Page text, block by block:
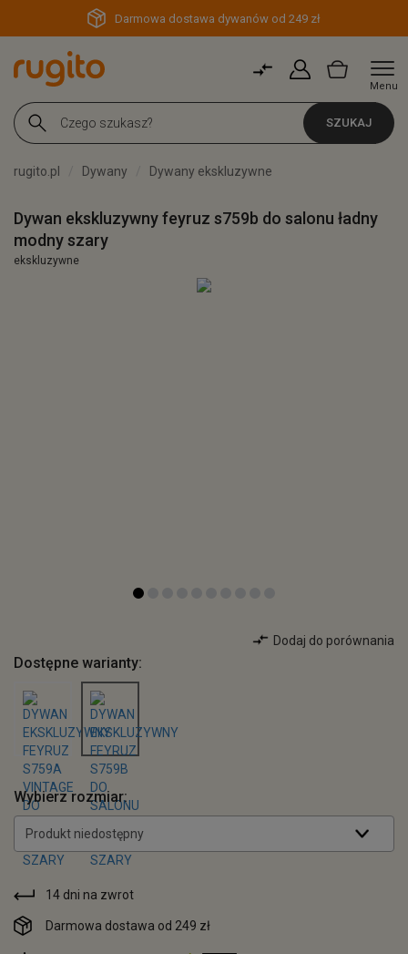
Darmowa dostawa dywanów od 249 zł
Menu
SZUKAJ
rugito.pl Dywany Dywany ekskluzywne
Dywan ekskluzywny feyruz s759b do salonu ładny
modny szary
ekskluzywne
Dodaj do porównania
Dostępne warianty:
Wybierz rozmiar:
Produkt niedostępny
14 dni na zwrot
Darmowa dostawa od 249 zł